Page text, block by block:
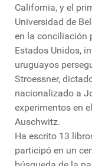
California, y el
Universidad de
en la conciliación
Estados Unidos,
uruguayos
Stroessner,
nacionalizado a
experimentos en
Auschwitz.
Ha escrito 13
participó en un